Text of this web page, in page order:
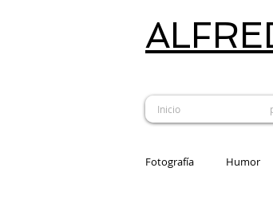
Inicio
Fotografía Humor